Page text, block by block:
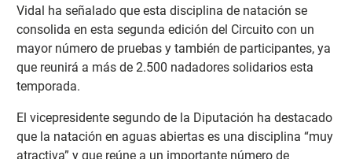
Vidal ha señalado que esta disciplina de natación se
consolida en esta segunda edición del Circuito con un
mayor número de pruebas y también de participantes, ya
que reunirá a más de 2.500 nadadores solidarios esta
temporada.
El vicepresidente segundo de la Diputación ha destacado
que la natación en aguas abiertas es una disciplina “muy
atractiva” y que reúne a un importante número de